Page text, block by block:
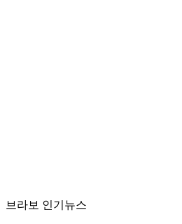
브라보 인기뉴스